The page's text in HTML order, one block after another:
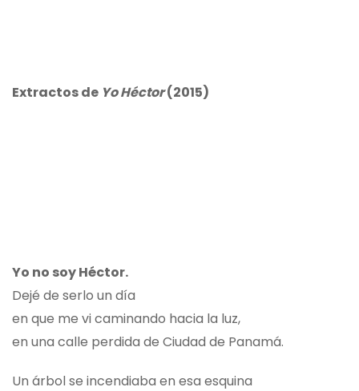
Extractos de Yo Héctor(2015)
Yo no soy Héctor.
Dejé de serlo un día
en que me vi caminando hacia la luz,
en una calle perdida de Ciudad de Panamá.
Un árbol se incendiaba en esa esquina